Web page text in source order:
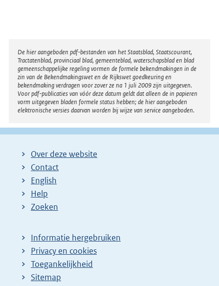
Disclaimer
De hier aangeboden pdf-bestanden van het Staatsblad, Staatscourant,
Tractatenblad, provinciaal blad, gemeenteblad, waterschapsblad en blad
gemeenschappelijke regeling vormen de formele bekendmakingen in de
zin van de Bekendmakingswet en de Rijkswet goedkeuring en
bekendmaking verdragen voor zover ze na 1 juli 2009 zijn uitgegeven.
Voor pdf-publicaties van vóór deze datum geldt dat alleen de in papieren
vorm uitgegeven bladen formele status hebben; de hier aangeboden
elektronische versies daarvan worden bij wijze van service aangeboden.
Over deze website
Contact
English
Help
Zoeken
Informatie hergebruiken
Privacy en cookies
Toegankelijkheid
Sitemap